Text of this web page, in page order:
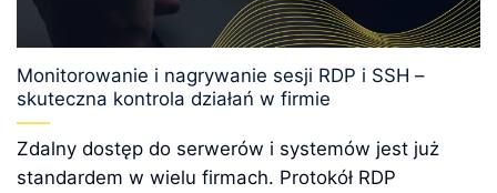
Monitorowanie i nagrywanie sesji RDP i SSH –
skuteczna kontrola działań w firmie
Zdalny dostęp do serwerów i systemów jest już
standardem w wielu firmach. Protokół RDP